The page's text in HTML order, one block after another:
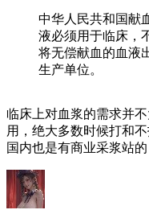
中华人民共和国献
液必须用于临床，
将无偿献血的血液
生产单位。
临床上对血浆的需求并
用，绝大多数时候打和不
国内也是有商业采浆站